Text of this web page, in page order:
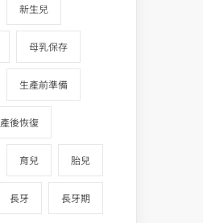
新生兒
母乳保存
生產前準備
產後恢復
育兒 胎兒
長牙 長牙期